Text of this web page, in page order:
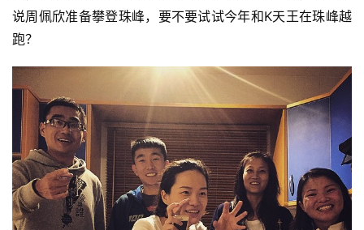
说周佩欣准备攀登珠峰，要不要试试今年和K天王在珠峰越
跑？